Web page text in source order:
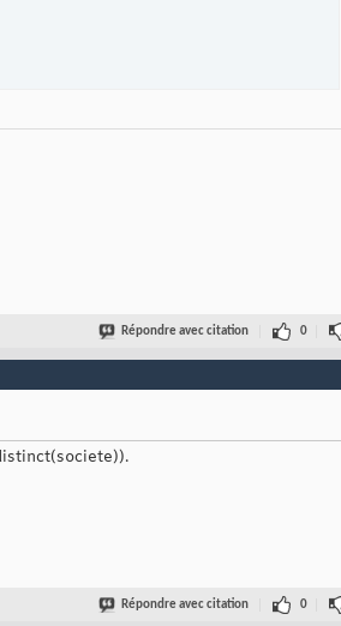
Répondre avec citation 0
Répondre avec citation 0